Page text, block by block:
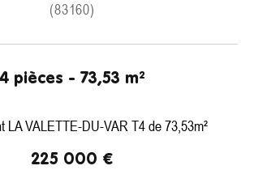
(83160)
4 pièces - 73,53 m²
LA VALETTE-DU-VAR T4 de 73,53m²
225 000 €